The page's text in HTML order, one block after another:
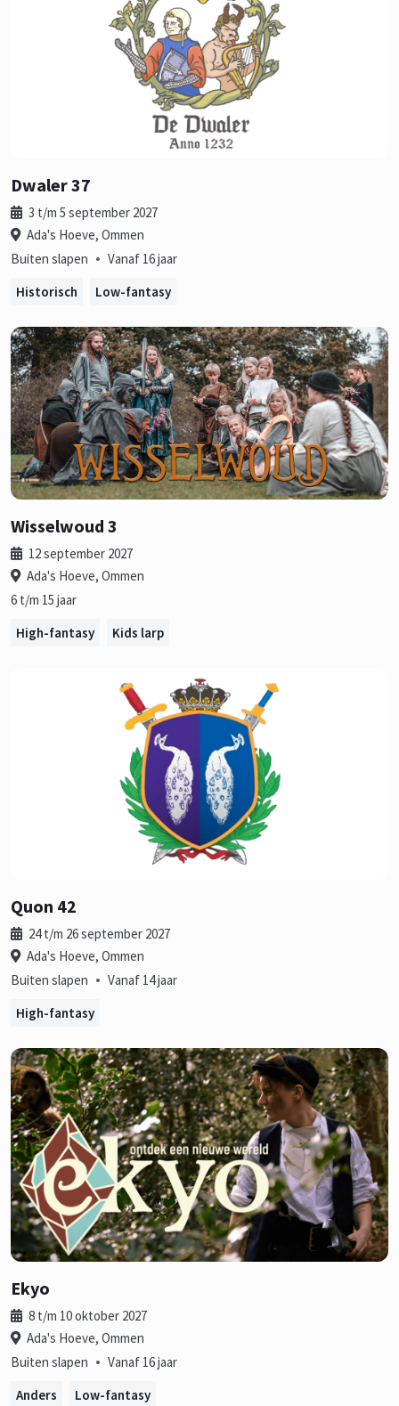
Dwaler 37
3 t/m 5 september 2027
Ada's Hoeve, Ommen
Buiten slapen • Vanaf 16 jaar
Historisch
Low-fantasy
Wisselwoud 3
12 september 2027
Ada's Hoeve, Ommen
6 t/m 15 jaar
High-fantasy
Kids larp
Quon 42
24 t/m 26 september 2027
Ada's Hoeve, Ommen
Buiten slapen • Vanaf 14 jaar
High-fantasy
Ekyo
8 t/m 10 oktober 2027
Ada's Hoeve, Ommen
Buiten slapen • Vanaf 16 jaar
Anders
Low-fantasy